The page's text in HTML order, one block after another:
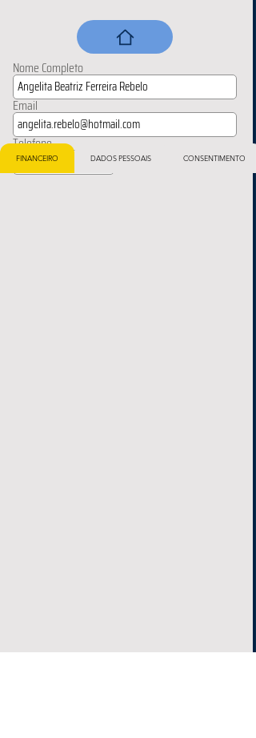
Nome Completo
Email
Telefone
FINANCEIRO DADOS PESSOAIS CONSENTIMENTO